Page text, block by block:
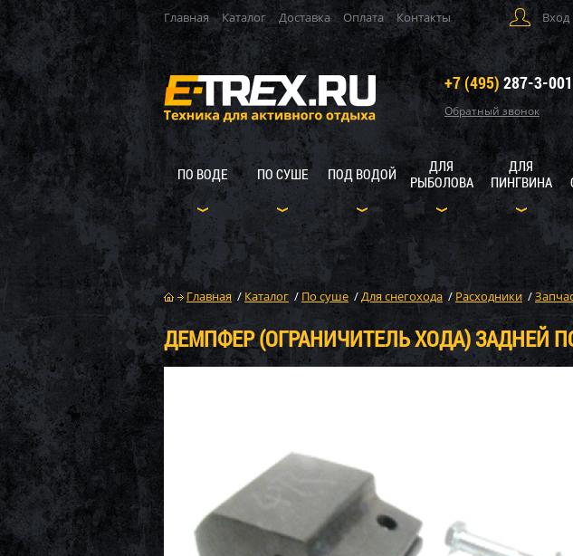
Главная Каталог Доставка Оплата Контакты Вход
+7 (495) 287-3-001
Обратный звонок
ПО ВОДЕ ПО СУШЕ ПОД ВОДОЙ
ДЛЯ
РЫБОЛОВА
ДЛЯ
ПИНГВИНА
Главная / Каталог / По суше /Для снегохода / Расходники /
ДЕМПФЕР (ОГРАНИЧИТЕЛЬ ХОДА) ЗАДНЕЙ